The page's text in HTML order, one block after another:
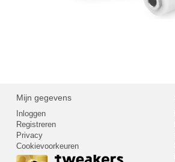
Mijn gegevens
Inloggen
Registreren
Privacy
Cookievoorkeuren